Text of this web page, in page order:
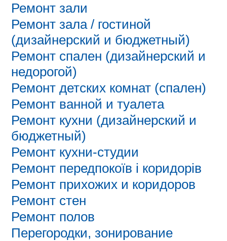
Ремонт зали
Ремонт зала / гостиной
(дизайнерский и бюджетный)
Ремонт спален (дизайнерский и
недорогой)
Ремонт детских комнат (спален)
Ремонт ванной и туалета
Ремонт кухни (дизайнерский и
бюджетный)
Ремонт кухни-студии
Ремонт передпокоїв і коридорів
Ремонт прихожих и коридоров
Ремонт стен
Ремонт полов
Перегородки, зонирование